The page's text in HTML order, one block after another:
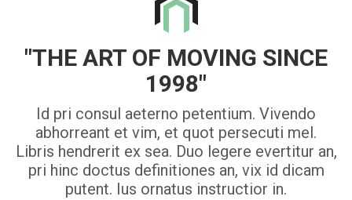
"THE ART OF MOVING SINCE
1998"
Id pri consul aeterno petentium. Vivendo
abhorreant et vim, et quot persecuti mel.
Libris hendrerit ex sea. Duo legere evertitur an,
pri hinc doctus definitiones an, vix id dicam
putent. Ius ornatus instructior in.